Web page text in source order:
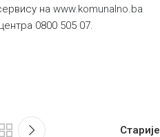
на www.komunalno.ba
0800 505 07.
Старије